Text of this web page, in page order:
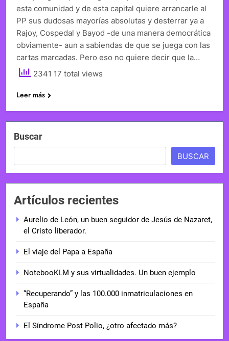
esta comunidad y de esta capital quiere arrancarle al
PP sus dudosas mayorías absolutas y desterrar ya a
Rajoy, Cospedal y Bayod -de una manera democrática
obviamente- aun a sabiendas de que se juega con las
cartas marcadas. Pero eso no quiere decir que la…
2341 17 total views
Leer más
Buscar
BUSCAR
Artículos recientes
Aurelio de León, un buen seguidor de Jesús de Nazaret,
el Cristo liberador.
El viaje del Papa a España
NotebooKLM y sus virtualidades. Un buen ejemplo
“Recuperando” y las 100.000 inmatriculaciones en
España
El Síndrome Post Polio, ¿otro afectado más?